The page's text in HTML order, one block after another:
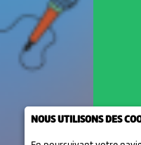
NOUS UTILISONS DES